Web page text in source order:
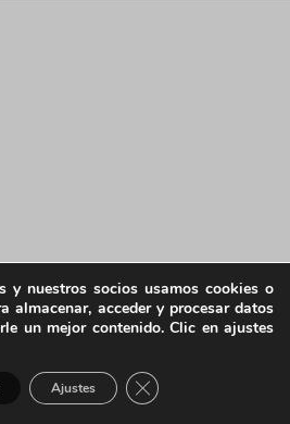
y nuestros socios usamos cookies o
almacenar, acceder y procesar datos
un mejor contenido. Clic en ajustes
Ajustes Cerrar el banner de